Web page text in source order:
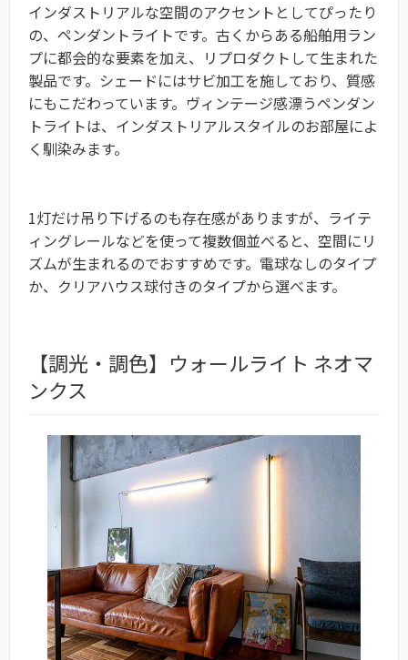
インダストリアルな空間のアクセントとしてぴったり
の、ペンダントライトです。古くからある船舶用ラン
プに都会的な要素を加え、リプロダクトして生まれた
製品です。シェードにはサビ加工を施しており、質感
にもこだわっています。ヴィンテージ感漂うペンダン
トライトは、インダストリアルスタイルのお部屋によ
く馴染みます。
1灯だけ吊り下げるのも存在感がありますが、ライテ
ィングレールなどを使って複数個並べると、空間にリ
ズムが生まれるのでおすすめです。 電球なしのタイプ
か、クリアハウス球付きのタイプから選べます。
【調光・調色】ウォールライト ネオマ
ンクス